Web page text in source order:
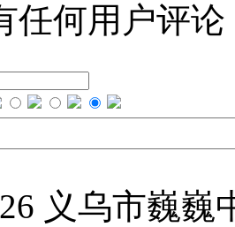
任何用户评论
义乌市巍